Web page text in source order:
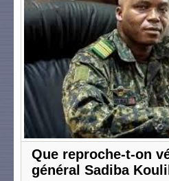
Que reproche-t-on
général Sadiba